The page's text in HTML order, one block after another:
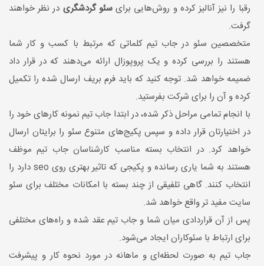
رقبا را نیز آنالیز کرده و روش‌هایی برایسئو گردشگری در نظر خواهند
گرفت.
متخصصین سئو در جاب تیم کلماتی که مرتبط با کسب و کار شما
هستند را بررسی کرده و یک پروپوزال ارائه می‌دهند که در قرار داد
ضمیمه خواهد شد. توجه کنید که باید فرم بریف ارسال شده را تکمیل
کرده و آن را برای شرکت بفرستید.
با انجام تمامی مراحل ذکر شده، در ابتدا جاب تیم نمونه کارهای خود را
در اختیارتان قرار داده و سپس پکیج‌های متنوع سئو را برایتان ارسال
خواهد کرد. در انتخاب بسته مناسب کارشناسان جاب تیم موظف
هستند به شما یاری رسانده و پکیجی که تاثیر بهتری روی seo دارد را
انتخاب کنند. گاهی تلفیقی از چند بسته با امکانات مختلف برای سئو
سایت مفید تر واقع خواهد شد.
پس از آن قراردادی میان شما و جاب تیم عقد شده و راه‌های مختلفی
برای ارتباط با سئوکاران ایجاد می‌شود.
جاب تیم به صورت لحظه‌ای و ماهانه در مورد نحوه کار و پیشرفت